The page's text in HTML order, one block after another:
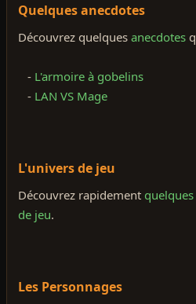
Quelques anecdotes
Découvrez quelques anecdotes
- L'armoire à gobelins
- LAN VS Mage
L'univers de jeu
Découvrez rapidement
de jeu.
Les Personnages